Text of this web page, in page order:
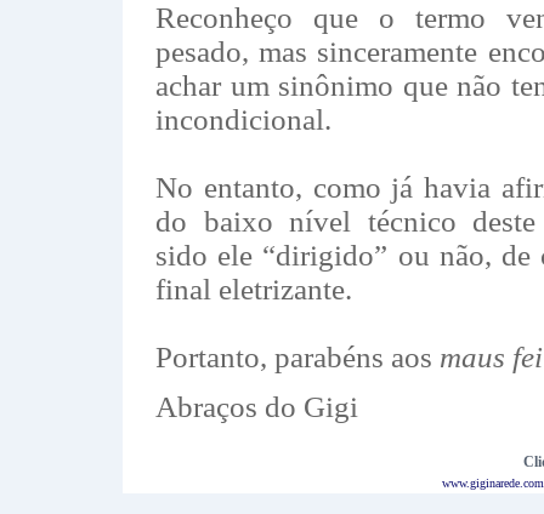
Reconheço que o termo
pesado, mas sinceramente
achar um sinônimo que não
incondicional.
No entanto, como já havia
do baixo nível técnico deste
sido ele “dirigido” ou não, de
final eletrizante.
Portanto, parabéns aos maus
Abraços do Gigi